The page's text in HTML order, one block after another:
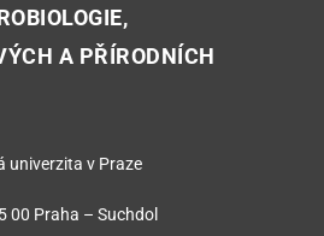
A PŘÍRODNÍCH
univerzita v Praze
00 Praha – Suchdol